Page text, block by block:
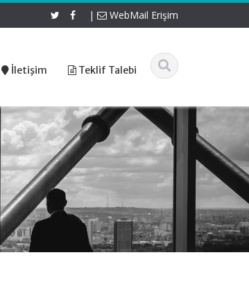
| WebMail Erişim
İletişim Teklif Talebi